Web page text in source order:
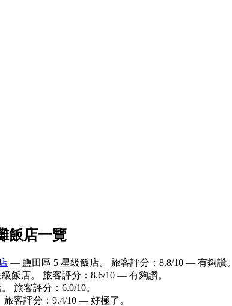
飯店一覽
— 鹽田區 5 星級飯店。 旅客評分：8.8/10 — 有夠讚。
飯店。 旅客評分：8.6/10 — 有夠讚。
旅客評分：6.0/10。
客評分：9.4/10 — 好極了。